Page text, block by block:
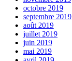
octobre 2019
septembre 2019
août 2019
juillet 2019
juin 2019
mai 2019